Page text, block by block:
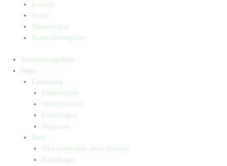
Kontakt
Presse
Manuskripter
Handelsbetingelser
Sommerbogpakker
Bøger
Letlæsning
Indskolingen
Mellemtrinnet
Udskolingen
Bogkasser
Børn
Små mennesker, store drømme
Billedbøger